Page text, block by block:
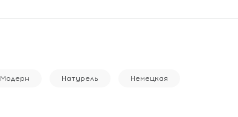
Модерн Натурель Немецкая